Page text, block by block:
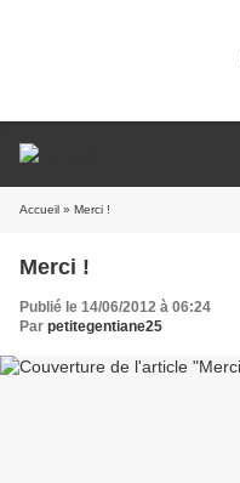
Accueil » Merci !
Merci !
Publié le 14/06/2012 à 06:24
Par petitegentiane25